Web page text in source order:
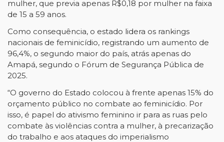
mulher, que previa apenas R$0,18 por mulher na faixa
de 15 a 59 anos.
Como consequência, o estado lidera os rankings
nacionais de feminicídio, registrando um aumento de
96,4%, o segundo maior do país, atrás apenas do
Amapá, segundo o Fórum de Segurança Pública de
2025.
“O governo do Estado colocou à frente apenas 15% do
orçamento público no combate ao feminicídio. Por
isso, é papel do ativismo feminino ir para as ruas pelo
combate às violências contra a mulher, à precarização
do trabalho e aos ataques do imperialismo